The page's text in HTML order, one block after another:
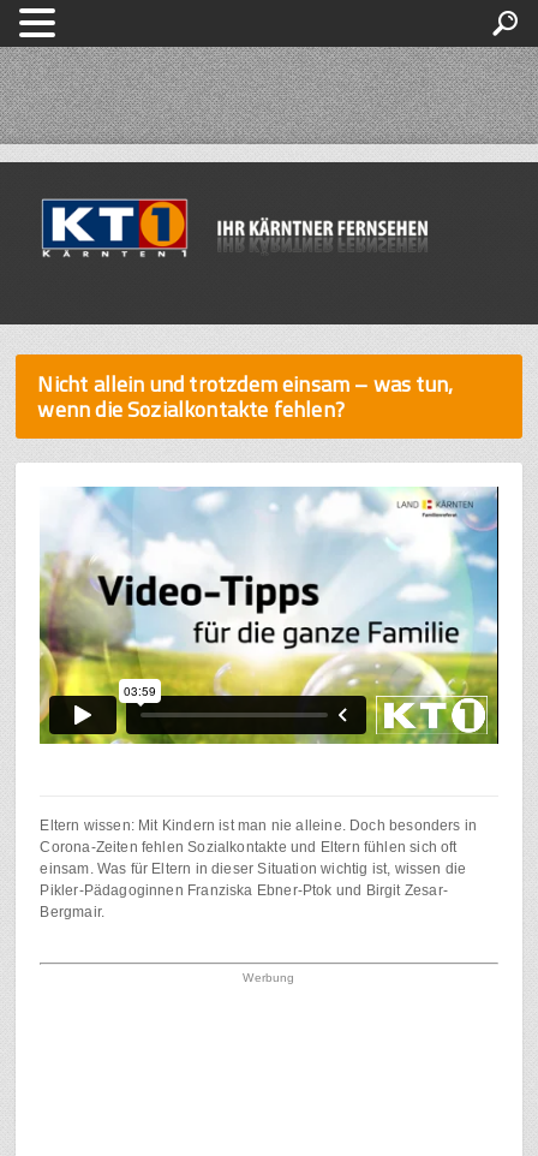
Nicht allein und trotzdem einsam – was tun,
wenn die Sozialkontakte fehlen?
Eltern wissen: Mit Kindern ist man nie alleine. Doch besonders in
Corona-Zeiten fehlen Sozialkontakte und Eltern fühlen sich oft
einsam. Was für Eltern in dieser Situation wichtig ist, wissen die
Pikler-Pädagoginnen Franziska Ebner-Ptok und Birgit Zesar-
Bergmair.
Werbung